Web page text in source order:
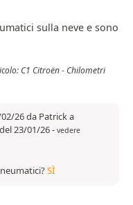
sulla neve e sono
C1 Citroën - Chilometri
26 da Patrick a
23/01/26- vedere
SÌ